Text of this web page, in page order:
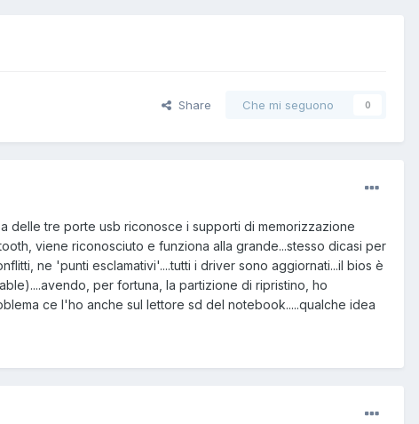
Share Che mi seguono 0
delle tre porte usb riconosce i supporti di memorizzazione
viene riconosciuto e funziona alla grande...stesso dicasi per
ne 'punti esclamativi'....tutti i driver sono aggiornati...il bios è
per fortuna, la partizione di ripristino, ho
ce l'ho anche sul lettore sd del notebook.....qualche idea